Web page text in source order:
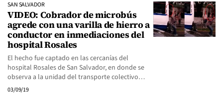
SAN SALVADOR
VIDEO: Cobrador de microbús
agrede con una varilla de hierro a
conductor en inmediaciones del
hospital Rosales
El hecho fue captado en las cercanías del
hospital Rosales de San Salvador, en donde se
observa a la unidad del transporte colectivo…
03/09/19